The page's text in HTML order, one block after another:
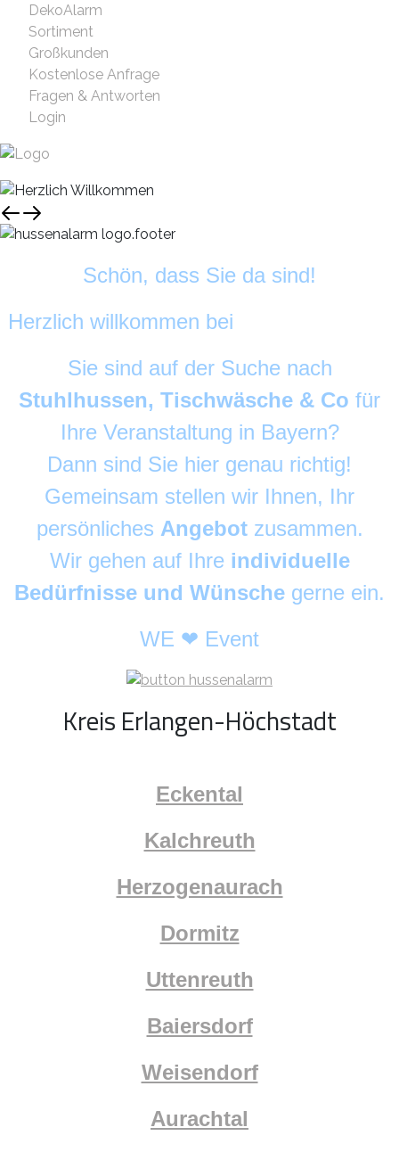
DekoAlarm
Sortiment
Großkunden
Kostenlose Anfrage
Fragen & Antworten
Login
Schön, dass Sie da sind!
Herzlich willkommen bei
Sie sind auf der Suche nach
Stuhlhussen, Tischwäsche & Co für
Ihre Veranstaltung in Bayern?
Dann sind Sie hier genau richtig!
Gemeinsam stellen wir Ihnen, Ihr
persönliches Angebot zusammen.
Wir gehen auf Ihre individuelle
Bedürfnisse und Wünsche gerne ein.
WE ❤ Event
Kreis Erlangen-Höchstadt
Eckental
Kalchreuth
Herzogenaurach
Dormitz
Uttenreuth
Baiersdorf
Weisendorf
Aurachtal